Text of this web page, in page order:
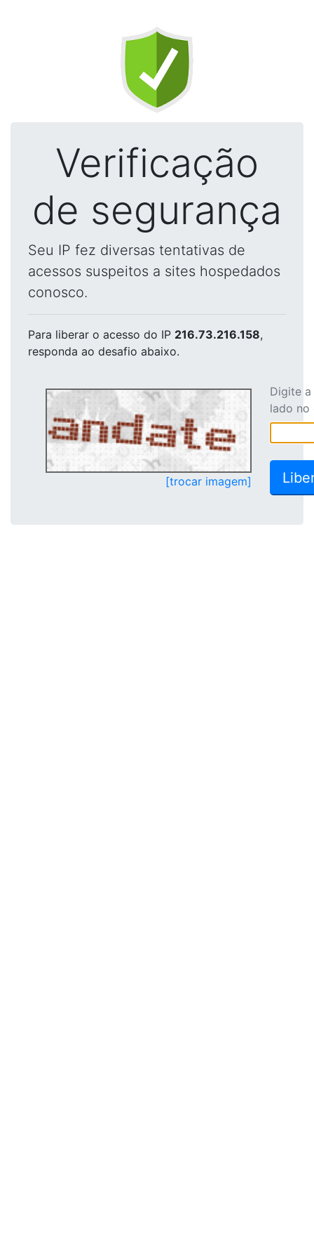
Verificação
de segurança
Seu IP fez diversas tentativas de
acessos suspeitos a sites hospedados
conosco.
Para liberar o acesso do IP 216.73.216.158,
responda ao desafio abaixo.
[trocar imagem]
Digite
lado no